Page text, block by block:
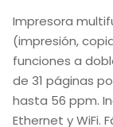
Impresora
(impresión,
funciones a
de 31 páginas
hasta 56 ppm.
Ethernet y WiFi.